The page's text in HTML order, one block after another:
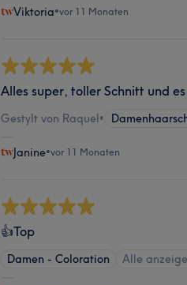
Viktoria•vor 11 Monaten
Alles super, toller Schnitt und
Gestylt von Raquel•
Janine•vor 11 Monaten
👍Top
Damen - Coloration Alle